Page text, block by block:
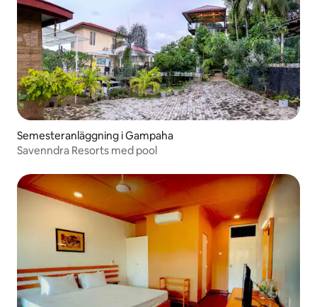
Semesteranläggning i Gampaha
Savenndra Resorts med pool